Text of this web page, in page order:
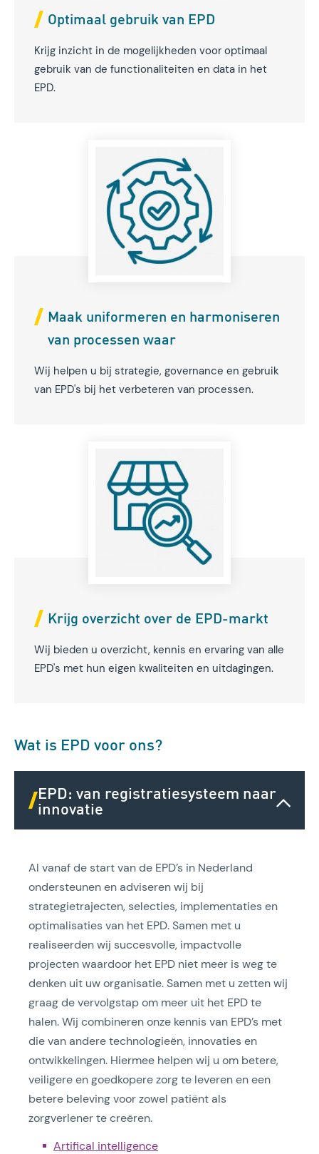
Optimaal gebruik van EPD
Krijg inzicht in de mogelijkheden voor optimaal
gebruik van de functionaliteiten en data in het
EPD.
Maak uniformeren en harmoniseren
van processen waar
Wij helpen u bij strategie, governance en gebruik
van EPD's bij het verbeteren van processen.
Krijg overzicht over de EPD-markt
Wij bieden u overzicht, kennis en ervaring van alle
EPD's met hun eigen kwaliteiten en uitdagingen.
Wat is EPD voor ons?
EPD: van registratiesysteem naar
innovatie
Al vanaf de start van de EPD’s in Nederland
ondersteunen en adviseren wij bij
strategietrajecten, selecties, implementaties en
optimalisaties van het EPD. Samen met u
realiseerden wij succesvolle, impactvolle
projecten waardoor het EPD niet meer is weg te
denken uit uw organisatie. Samen met u zetten wij
graag de vervolgstap om meer uit het EPD te
halen. Wij combineren onze kennis van EPD’s met
die van andere technologieën, innovaties en
ontwikkelingen. Hiermee helpen wij u om betere,
veiligere en goedkopere zorg te leveren en een
betere beleving voor zowel patiënt als
zorgverlener te creëren.
Artifical intelligence